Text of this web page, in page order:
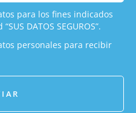
para los fines indicados
DATOS SEGUROS”.
personales para recibir